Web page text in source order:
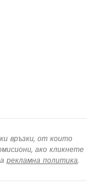
връзки, от които
ако кликнете
рекламна политика.